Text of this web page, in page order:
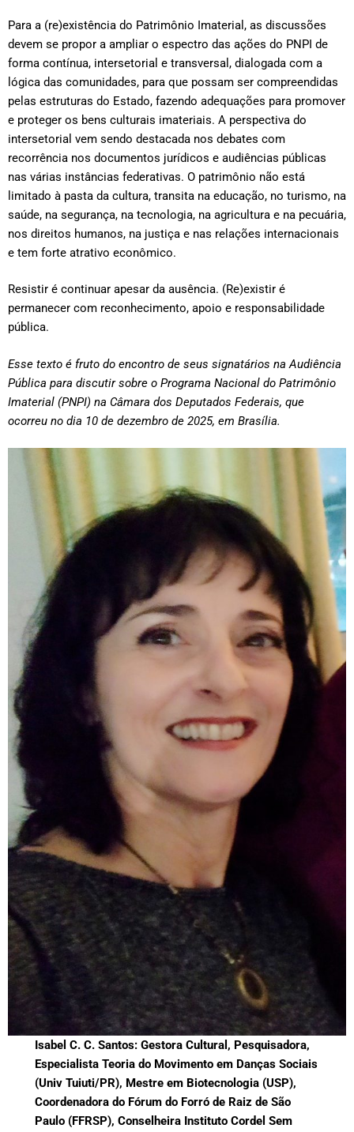
Para a (re)existência do Patrimônio Imaterial, as discussões
devem se propor a ampliar o espectro das ações do PNPI de
forma contínua, intersetorial e transversal, dialogada com a
lógica das comunidades, para que possam ser compreendidas
pelas estruturas do Estado, fazendo adequações para promover
e proteger os bens culturais imateriais. A perspectiva do
intersetorial vem sendo destacada nos debates com
recorrência nos documentos jurídicos e audiências públicas
nas várias instâncias federativas. O patrimônio não está
limitado à pasta da cultura, transita na educação, no turismo, na
saúde, na segurança, na tecnologia, na agricultura e na pecuária,
nos direitos humanos, na justiça e nas relações internacionais
e tem forte atrativo econômico.
Resistir é continuar apesar da ausência. (Re)existir é
permanecer com reconhecimento, apoio e responsabilidade
pública.
Esse texto é fruto do encontro de seus signatários na Audiência
Pública para discutir sobre o Programa Nacional do Patrimônio
Imaterial (PNPI) na Câmara dos Deputados Federais, que
ocorreu no dia 10 de dezembro de 2025, em Brasília.
Isabel C. C. Santos: Gestora Cultural, Pesquisadora,
Especialista Teoria do Movimento em Danças Sociais
(Univ Tuiuti/PR), Mestre em Biotecnologia (USP),
Coordenadora do Fórum do Forró de Raiz de São
Paulo (FFRSP), Conselheira Instituto Cordel Sem